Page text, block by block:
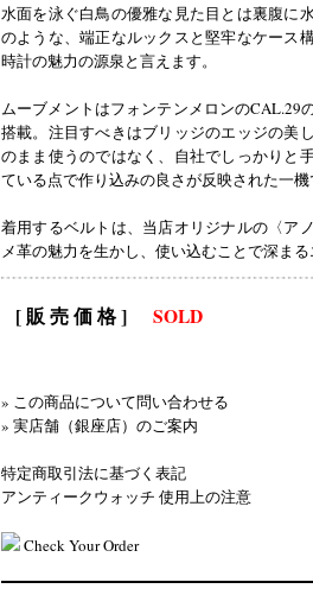
水面を泳ぐ白鳥の優雅な見た目とは裏腹に
のような、端正なルックスと堅牢なケース
時計の魅力の源泉と言えます。
ムーブメントはフォンテンメロンのCAL.29
搭載。注目すべきはブリッジのエッジの美
のまま使うのではなく、自社でしっかりと
ている点で作り込みの良さが反映された一機
着用するベルトは、当店オリジナルの〈ア
メ革の魅力を生かし、使い込むことで深まる
[ 販 売 価 格 ] SOLD
» この商品について問い合わせる
» 実店舗（銀座店）のご案内
特定商取引法に基づく表記
アンティークウォッチ 使用上の注意
Check Your Order